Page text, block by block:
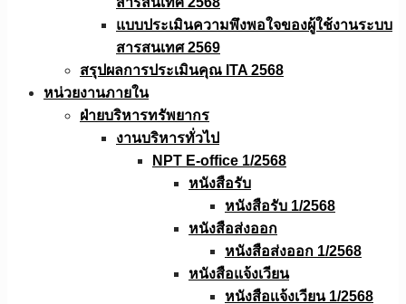
แบบประเมินความพึงพอใจของผู้ใช้งานระบบ
สารสนเทศ 2569
สรุปผลการประเมินคุณ ITA 2568
หน่วยงานภายใน
ฝ่ายบริหารทรัพยากร
งานบริหารทั่วไป
NPT E-office 1/2568
หนังสือรับ
หนังสือรับ 1/2568
หนังสือส่งออก
หนังสือส่งออก 1/2568
หนังสือแจ้งเวียน
หนังสือเเจ้งเวียน 1/2568